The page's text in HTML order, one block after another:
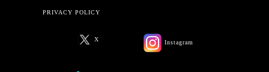
PRIVACY POLICY
X Instagram